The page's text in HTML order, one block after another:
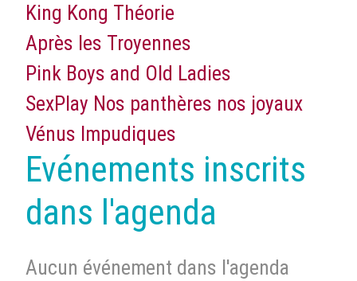
King Kong Théorie
Après les Troyennes
Pink Boys and Old Ladies
SexPlay Nos panthères nos joyaux
Vénus Impudiques
Evénements inscrits
dans l'agenda
Aucun événement dans l'agenda